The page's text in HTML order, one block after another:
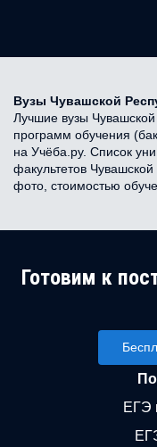
Вузы Чувашской
Лучшие вузы
программ обучения
на Учёба.ру. Список
факультетов
фото, стоимостью
Готовим к
ЕГЭ